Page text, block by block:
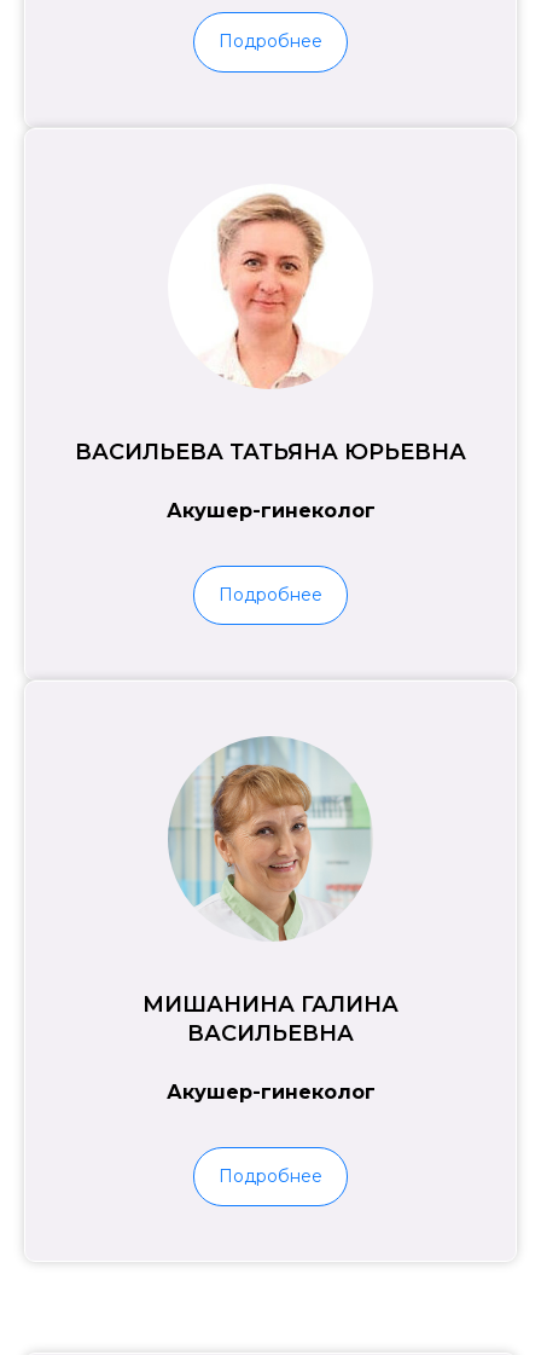
Подробнее
ВАСИЛЬЕВА ТАТЬЯНА ЮРЬЕВНА
Акушер-гинеколог
Подробнее
МИШАНИНА ГАЛИНА
ВАСИЛЬЕВНА
Акушер-гинеколог
Подробнее